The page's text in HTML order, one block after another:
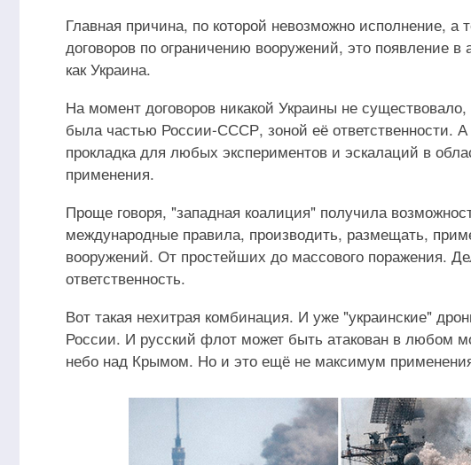
Главная причина, по которой невозможно исполнение,
договоров по ограничению вооружений, это появление
как Украина.
На момент договоров никакой Украины не
была частью России-СССР, зоной её ответственности. А
прокладка для любых экспериментов и эскалаций в
применения.
Проще говоря, "западная коалиция" получила
международные правила, производить, размещать,
вооружений. От простейших до массового поражения.
ответственность.
Вот такая нехитрая комбинация. И уже "украинские"
России. И русский флот может быть атакован в любом
небо над Крымом. Но и это ещё не максимум